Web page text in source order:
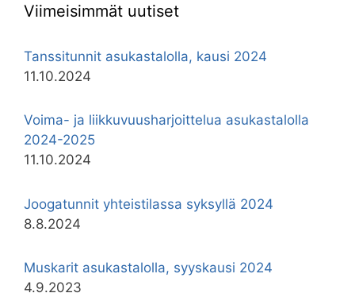
Viimeisimmät uutiset
Tanssitunnit asukastalolla, kausi 2024
11.10.2024
Voima- ja liikkuvuusharjoittelua asukastalolla
2024-2025
11.10.2024
Joogatunnit yhteistilassa syksyllä 2024
8.8.2024
Muskarit asukastalolla, syyskausi 2024
4.9.2023